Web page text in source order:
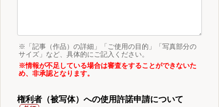
※「記事（作品）の詳細」「ご使用の目的」「写真部分の
サイズ」など、具体的にご記入ください。
※情報が不足している場合は審査をすることができないた
め、非承認となります。
権利者（被写体）への使用許諾申請について